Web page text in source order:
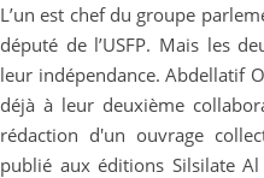
L’un est chef du groupe
député de l’USFP. Mais les
leur indépendance. Abdellatif
déjà à leur deuxième
rédaction d'un ouvrage
publié aux éditions Silsilate